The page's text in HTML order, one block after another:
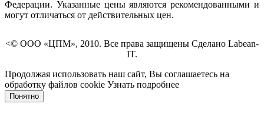
Федерации. Указанные цены являются рекомендованными и
могут отличаться от действительных цен.
<© ООО «ЦПМ», 2010. Все права защищены Сделано Labean-
IT.
Продолжая использовать наш сайт, Вы соглашаетесь на
обработку файлов cookie Узнать подробнее
Понятно